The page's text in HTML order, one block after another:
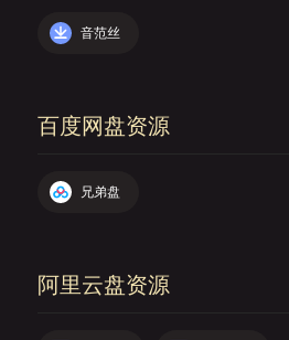
音范丝
百度网盘资源
兄弟盘
阿里云盘资源